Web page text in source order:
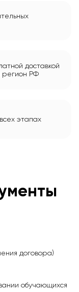
доставкой
регион РФ
этапах
договора)
обучающихся